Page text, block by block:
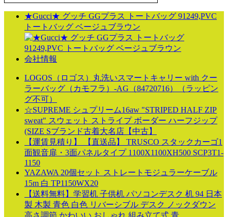
★Gucci★ グッチ GGプラス トートバッグ 91249,PVC
トートバッグ ベージュブラウン
会社情報
LOGOS（ロゴス）丸洗いスマートキャリー with クー
ラーバッグ（カモフラ）-AG（84720716）（ラッピン
グ不可）
☆SUPREME シュプリーム16aw "STRIPED HALF ZIP
sweat" スウェット ストライプ ボーダー ハーフジップ
(SIZE Sブランド古着大名店【中古】
【運賃見積り】 【直送品】 TRUSCO スタックカーゴ1
面観音扉・3面パネルタイプ 1100X1100XH500 SCP3T1-
1150
YAZAWA 20個セット ストレートモジュラーケーブル
15m 白 TP1150WX20
【送料無料】学習机 子供机 パソコンデスク 机 94 日本
製 木製 青色 白色 リバーシブル デスク ノックダウン
高さ調節 かわいい おしゃれ 組み立て式 青